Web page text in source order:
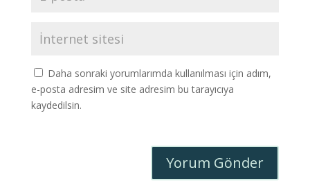
Daha sonraki yorumlarımda kullanılması için adım,
e-posta adresim ve site adresim bu tarayıcıya
kaydedilsin.